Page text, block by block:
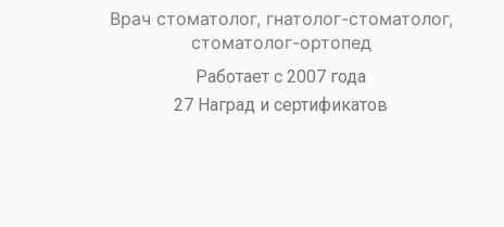
Врач стоматолог, гнатолог-стоматолог,
стоматолог-ортопед
Работает с 2007 года
27 Наград и сертификатов